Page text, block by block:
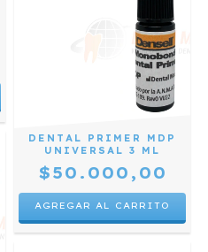
DENTAL PRIMER MDP
UNIVERSAL 3 ML
$50.000,00